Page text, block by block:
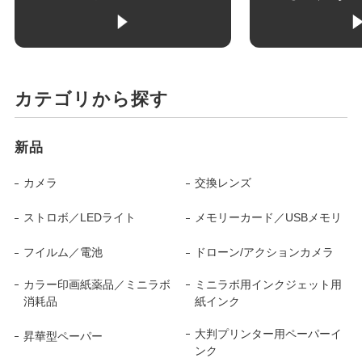
カテゴリから探す
新品
カメラ 交換レンズ
ストロボ／LEDライト メモリーカード／USBメモリ
フイルム／電池 ドローン/アクションカメラ
カラー印画紙薬品／ミニラボ
消耗品
ミニラボ用インクジェット用
紙インク
昇華型ペーパー
大判プリンター用ペーパーイ
ンク